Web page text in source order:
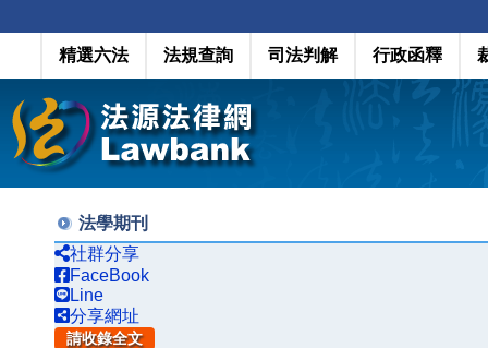
精選六法 法規查詢 司法判解 行政函釋
法學期刊
社群分享
FaceBook
Line
分享網址
請收錄全文